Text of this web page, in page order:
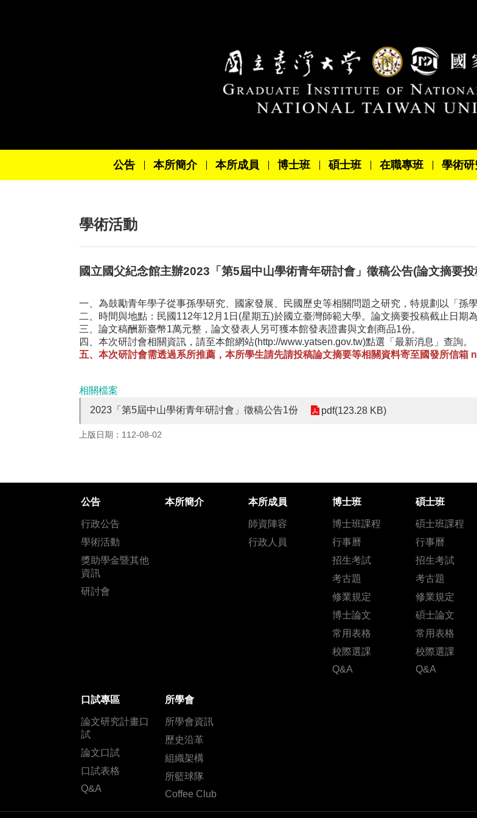
公告 本所簡介 本所成員 博士班 碩士班 在職專班 學術研
學術活動
國立國父紀念館主辦2023「第5屆中山學術青年研討會」徵稿公告(論文摘要
一、為鼓勵青年學子從事孫學研究、國家發展、民國歷史等相關問題之研究，特規劃以「孫
二、時間與地點：民國112年12月1日(星期五)於國立臺灣師範大學。論文摘要投稿截止日期
三、論文稿酬新臺幣1萬元整，論文發表人另可獲本館發表證書與文創商品1份。
四、本次研討會相關資訊，請至本館網站(http://www.yatsen.gov.tw)點選「最新消息」查詢。
五、本次研討會需透過系所推薦，本所學生請先請投稿論文摘要等相關資料寄至國發所信箱
相關檔案
2023「第5屆中山學術青年研討會」徵稿公告1份
pdf(123.28 KB)
上版日期：112-08-02
公告
行政公告
學術活動
獎助學金暨其他
資訊
研討會
本所簡介 本所成員
師資陣容
行政人員
博士班
博士班課程
行事曆
招生考試
考古題
修業規定
博士論文
常用表格
校際選課
Q&A
碩士班
碩士班課程
行事曆
招生考試
考古題
修業規定
碩士論文
常用表格
校際選課
Q&A
口試專區
論文研究計畫口
試
論文口試
口試表格
Q&A
所學會
所學會資訊
歷史沿革
組織架構
所籃球隊
Coffee Club